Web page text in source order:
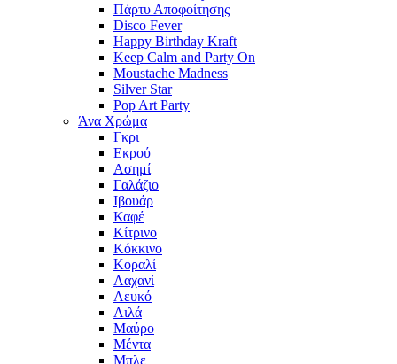
Πάρτυ Αποφοίτησης
Disco Fever
Happy Birthday Kraft
Keep Calm and Party On
Moustache Madness
Silver Star
Pop Art Party
Άνα Χρώμα
Γκρι
Εκρού
Ασημί
Γαλάζιο
Ιβουάρ
Καφέ
Κίτρινο
Κόκκινο
Κοραλί
Λαχανί
Λευκό
Λιλά
Μαύρο
Μέντα
Μπλε